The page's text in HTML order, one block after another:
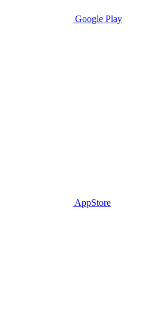
Google Play
AppStore